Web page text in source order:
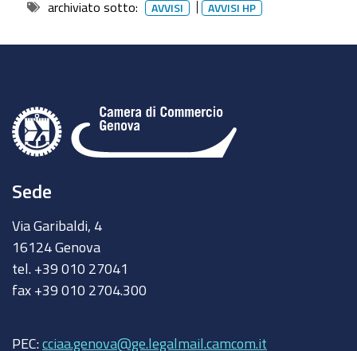
archiviato sotto: AVVISI AVVISI HP
Sede
Via Garibaldi, 4
16124 Genova
tel. +39 010 27041
fax +39 010 2704.300
PEC: cciaa.genova@ge.legalmail.camcom.it